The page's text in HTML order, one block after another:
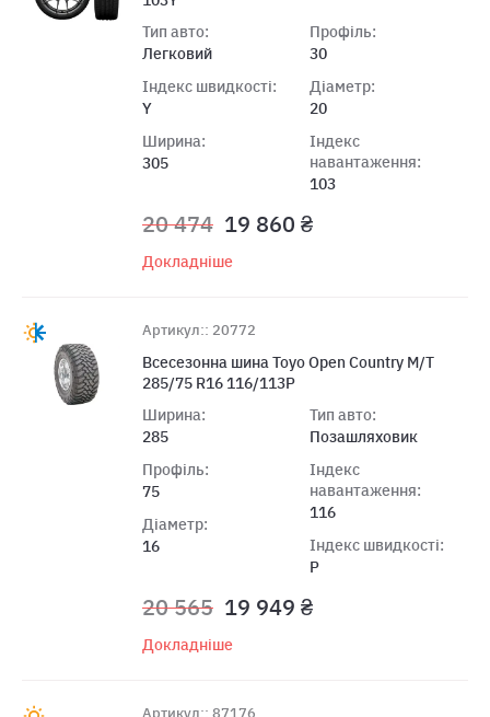
Тип авто:
Легковий
Індекс швидкості:
Y
Ширина:
305
Профіль:
30
Діаметр:
20
Індекс
навантаження:
103
20 474 19 860 ₴
Докладніше
Артикул:: 20772
Всесезонна шина Toyo Open Country M/T
285/75 R16 116/113P
Ширина:
285
Профіль:
75
Діаметр:
16
Тип авто:
Позашляховик
Індекс
навантаження:
116
Індекс швидкості:
P
20 565 19 949 ₴
Докладніше
Артикул:: 87176